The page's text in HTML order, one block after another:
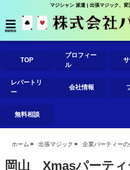
マジシャン 派遣 | 出張マジック、変
menu
TOP
プロフィー
ル
レパートリ
ー
会社情報
無料相談
ホーム 出張マジック 企業パーティー
岡山 Xmasパーティ